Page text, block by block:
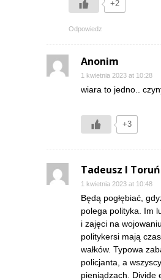
+2
Odpowiedz
Anonim
1 kwietnia 2023 at 10:28
wiara to jedno..
+3
Tadeusz I
1 kwietnia 2023 at 10:48
Będą pogłębiać,
polega polityka. Im
i zajęci na
politykersi mają
wałków. Typowa
policjanta, a
pieniądzach. Divide